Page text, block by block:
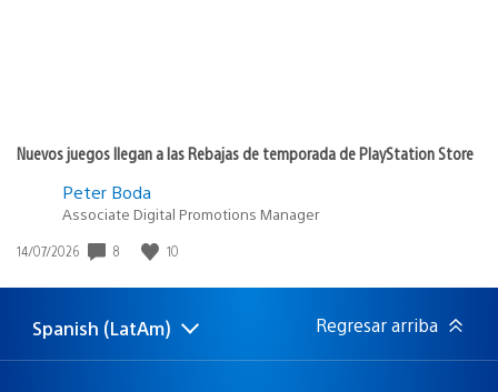
Nuevos juegos llegan a las Rebajas de temporada de PlayStation Store
Peter Boda
Associate Digital Promotions Manager
Fecha
publicación:
14/07/2026 8 10
Elige
una
Región
actual:
Spanish (LatAm) Regresar arriba